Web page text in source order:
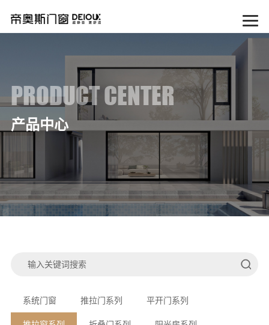
PRODUCT CENTER
产品中心
系统门窗 推拉门系列 平开门系列